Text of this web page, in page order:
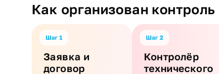
Как организован контроль
Шаг 1
Заявка и
договор
Шаг 2
Контролёр
технического